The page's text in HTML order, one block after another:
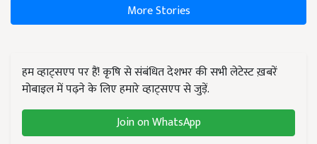
More Stories
हम व्हाट्सएप पर हैं! कृषि से संबंधित देशभर की सभी लेटेस्ट ख़बरें
मोबाइल में पढ़ने के लिए हमारे व्हाट्सएप से जुड़ें.
Join on WhatsApp